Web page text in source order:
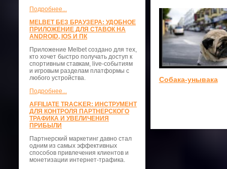
Подробнее...
MELBET БЕЗ БРАУЗЕРА: УДОБНОЕ
ПРИЛОЖЕНИЕ ДЛЯ СТАВОК НА
ANDROID, IOS И ПК
Приложение Melbet создано для тех,
кто хочет быстро получать доступ к
спортивным ставкам, live-событиям
и игровым разделам платформы с
любого устройства.
Подробнее...
AFFILIATE TRACKER: ИНСТРУМЕНТ
ДЛЯ КОНТРОЛЯ ПАРТНЕРСКОГО
ТРАФИКА И УВЕЛИЧЕНИЯ
ПРИБЫЛИ
Партнерский маркетинг давно стал
одним из самых эффективных
способов привлечения клиентов и
монетизации интернет-трафика.
Собака-унывака